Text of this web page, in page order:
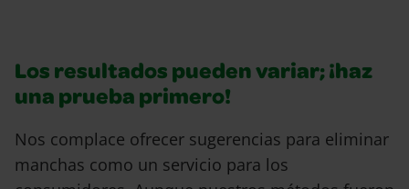
Los resultados pueden variar; ¡haz
una prueba primero!
Nos complace ofrecer sugerencias para eliminar
manchas como un servicio para los